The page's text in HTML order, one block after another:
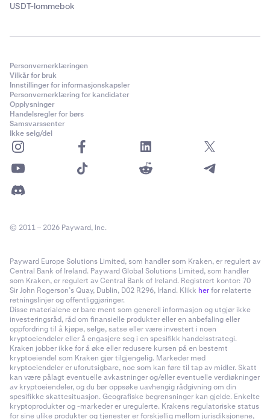
USDT-lommebok
Personvernerklæringen
Vilkår for bruk
Innstillinger for informasjonskapsler
Personvernerklæring for kandidater
Opplysninger
Handelsregler for børs
Samsvarssenter
Ikke selg/del
© 2011 – 2026 Payward, Inc.
Payward Europe Solutions Limited, som handler som Kraken, er regulert av
Central Bank of Ireland. Payward Global Solutions Limited, som handler
som Kraken, er regulert av Central Bank of Ireland. Registrert kontor: 70
Sir John Rogerson’s Quay, Dublin, D02 R296, Irland. Klikk herfor relaterte
retningslinjer og offentliggjøringer.
Disse materialene er bare ment som generell informasjon og utgjør ikke
investeringsråd, råd om finansielle produkter eller en anbefaling eller
oppfordring til å kjøpe, selge, satse eller være investert i noen
kryptoeiendeler eller å engasjere seg i en spesifikk handelsstrategi.
Kraken jobber ikke for å øke eller redusere kursen på en bestemt
kryptoeiendel som Kraken gjør tilgjengelig. Markeder med
kryptoeiendeler er uforutsigbare, noe som kan føre til tap av midler. Skatt
kan være pålagt eventuelle avkastninger og/eller eventuelle verdiøkninger
av kryptoeiendeler, og du bør oppsøke uavhengig rådgivning om din
spesifikke skattesituasjon. Geografiske begrensninger kan gjelde. Enkelte
kryptoprodukter og -markeder er uregulerte. Krakens regulatoriske status
for sine ulike produkter og tjenester er forskjellig mellom jurisdiksjonene,